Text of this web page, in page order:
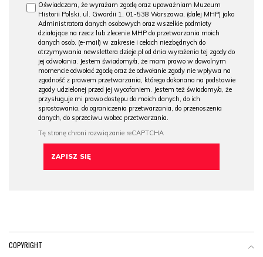
Oświadczam, że wyrażam zgodę oraz upoważniam Muzeum
Historii Polski, ul. Gwardii 1, 01-538 Warszawa, (dalej MHP) jako
Administratora danych osobowych oraz wszelkie podmioty
działające na rzecz lub zlecenie MHP do przetwarzania moich
danych osob. (e-mail) w zakresie i celach niezbędnych do
otrzymywania newslettera dzieje.pl od dnia wyrażenia tej zgody do
jej odwołania. Jestem świadomy/a, że mam prawo w dowolnym
momencie odwołać zgodę oraz że odwołanie zgody nie wpływa na
zgodność z prawem przetwarzania, którego dokonano na podstawie
zgody udzielonej przed jej wycofaniem. Jestem też świadomy/a, że
przysługuje mi prawo dostępu do moich danych, do ich
sprostowania, do ograniczenia przetwarzania, do przenoszenia
danych, do sprzeciwu wobec przetwarzania.
COPYRIGHT